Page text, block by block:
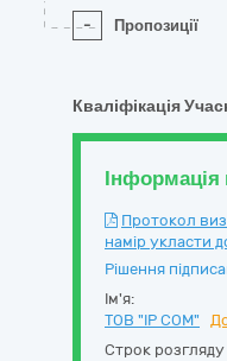
- Пропозиції
Кваліфікація
Протокол
намір укласти
Рішення
Ім'я:
ТОВ "IP COM"
Строк розгляду